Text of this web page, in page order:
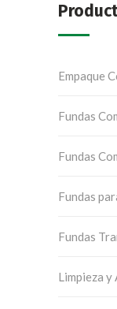
Empaque
Fundas
Fundas
Fundas
Fundas
Limpieza y